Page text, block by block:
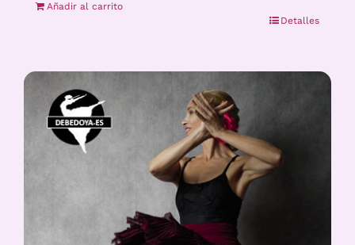
Añadir al carrito
Detalles